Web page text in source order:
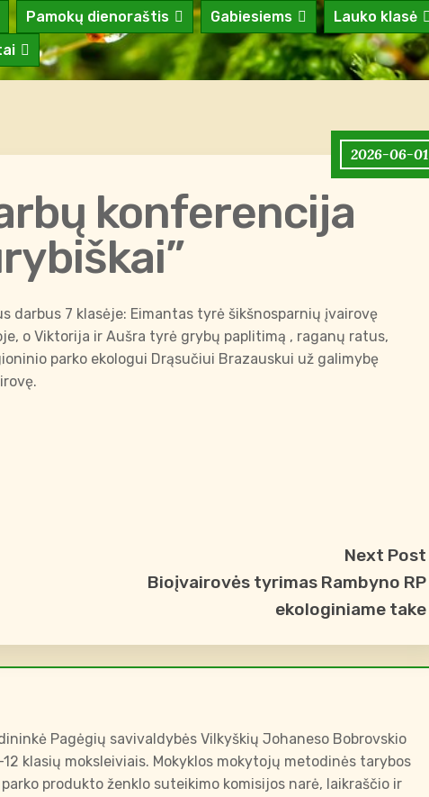
Pamokų dienoraštis Gabiesiems Lauko klasė
2026-06-01
konferencija
darbus 7 klasėje: Eimantas tyrė šikšnosparnių įvairovę
o Viktorija ir Aušra tyrė grybų paplitimą , raganų ratus,
parko ekologui Drąsučiui Brazauskui už galimybę
Next Post
Bioįvairovės tyrimas Rambyno RP
ekologiniame take
Pagėgių savivaldybės Vilkyškių Johaneso Bobrovskio
klasių moksleiviais. Mokyklos mokytojų metodinės tarybos
produkto ženklo suteikimo komisijos narė, laikraščio ir